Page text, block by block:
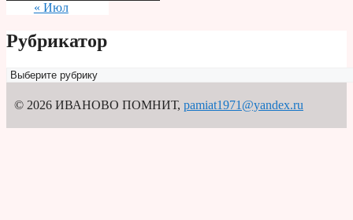
« Июл
Рубрикатор
Рубрикатор
© 2026 ИВАНОВО ПОМНИТ, pamiat1971@yandex.ru